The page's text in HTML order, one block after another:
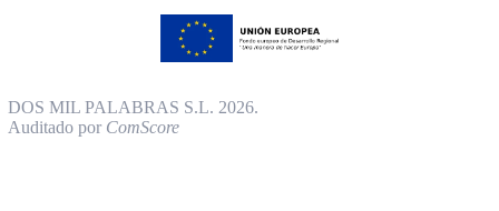
DOS MIL PALABRAS S.L. 2026.
Auditado por ComScore